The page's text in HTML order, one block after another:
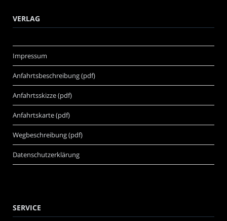
VERLAG
Impressum
Anfahrtsbeschreibung (pdf)
Anfahrtsskizze (pdf)
Anfahrtskarte (pdf)
Wegbeschreibung (pdf)
Datenschutzerklärung
SERVICE